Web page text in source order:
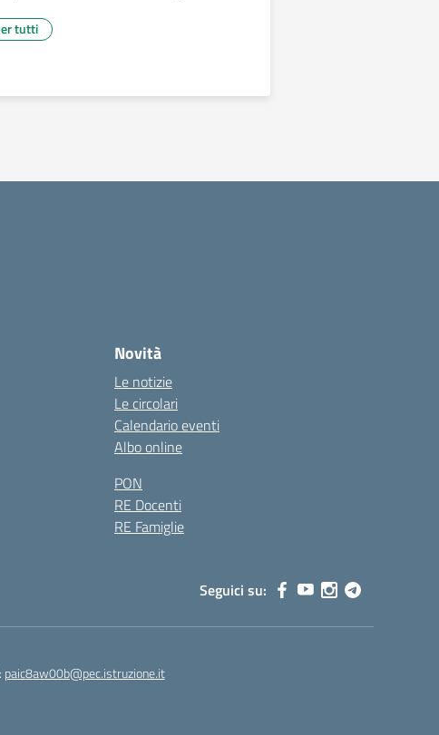
tutti
Novità
Le notizie
Le circolari
Calendario eventi
Albo online
PON
RE Docenti
RE Famiglie
Seguici su:
paic8aw00b@pec.istruzione.it